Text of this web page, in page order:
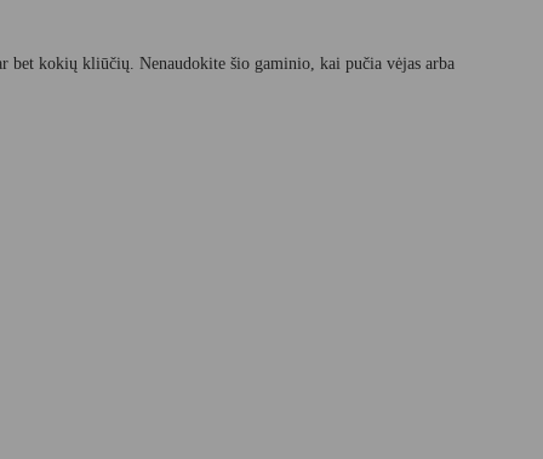
bet kokių kliūčių. Nenaudokite šio gaminio, kai pučia vėjas arba